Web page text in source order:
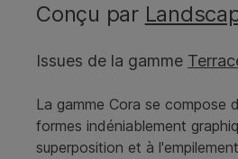
Conçu par
Issues de la gamme
La gamme Cora se compose
formes indéniablement
superposition et à